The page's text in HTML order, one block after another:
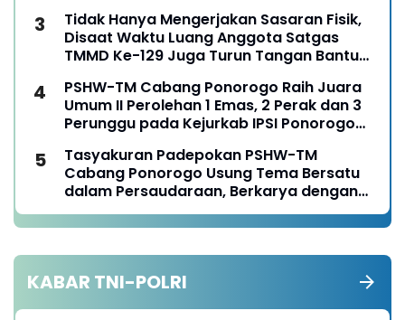
Tidak Hanya Mengerjakan Sasaran Fisik,
Disaat Waktu Luang Anggota Satgas
TMMD Ke-129 Juga Turun Tangan Bantu
PSHW-TM Cabang Ponorogo Raih Juara
Umum II Perolehan 1 Emas, 2 Perak dan 3
Perunggu pada Kejurkab IPSI Ponorogo
Tasyakuran Padepokan PSHW-TM
Cabang Ponorogo Usung Tema Bersatu
dalam Persaudaraan, Berkarya dengan
Keikhlasan dan Mengabdi dengan
Tanggungjawab
KABAR TNI-POLRI